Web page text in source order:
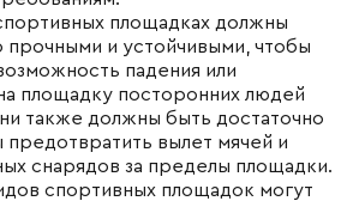
площадках должны
прочными и устойчивыми, чтобы
падения или
площадку посторонних людей
также должны быть достаточно
вылет мячей и
снарядов за пределы площадки.
спортивных площадок могут